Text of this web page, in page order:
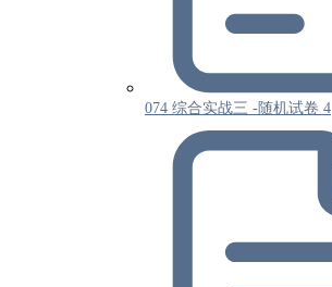
074 综合实战三 -随机试卷 4